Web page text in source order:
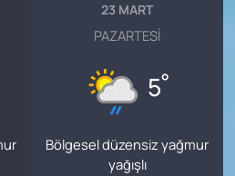
23 MART
PAZARTESI
5°
Bölgesel düzensiz yağmur
yağışlı